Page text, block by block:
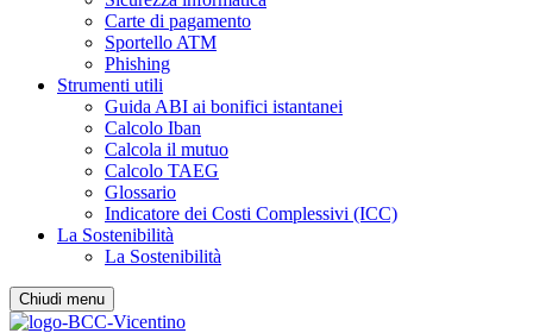
Carte di pagamento
Sportello ATM
Phishing
Strumenti utili
Guida ABI ai bonifici istantanei
Calcolo Iban
Calcola il mutuo
Calcolo TAEG
Glossario
Indicatore dei Costi Complessivi (ICC)
La Sostenibilità
La Sostenibilità
Chiudi menu